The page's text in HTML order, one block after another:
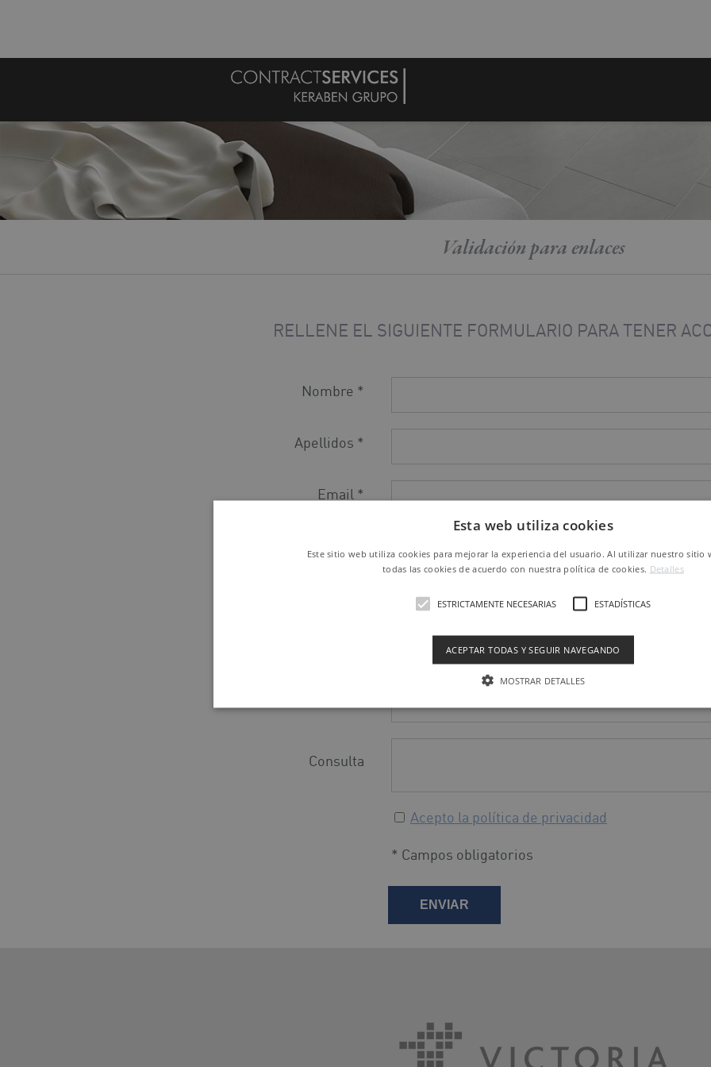
Validación para enlaces
RELLENE EL SIGUIENTE FORMULARIO PARA TENER
Nombre *
Apellidos *
Email *
Consulta
Acepto la política de privacidad
* Campos obligatorios
Esta web utiliza cookies
Este sitio web utiliza cookies para mejorar la experiencia del usuario. Al utilizar nuestro sitio
todas las cookies de acuerdo con nuestra política de cookies. Detalles
ESTRICTAMENTE NECESARIAS ESTADÍSTICAS
ACEPTAR TODAS Y SEGUIR NAVEGANDO
MOSTRAR DETALLES